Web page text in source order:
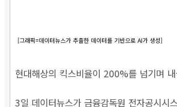
[그래픽=데이터뉴스가 추출한 데이터를 기반으로 AI가 생성]
현대해상의 킥스비율이 200%를 넘기며
3일 데이터뉴스가 금융감독원 전자공시